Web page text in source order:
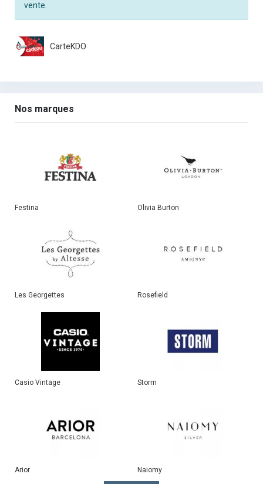
vente.
CarteKDO
Nos marques
Festina Olivia Burton
Les Georgettes Rosefield
Casio Vintage Storm
Arior Naiomy